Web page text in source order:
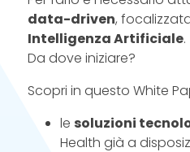
data-driven,
Intelligenza Artificiale.
Da dove iniziare?
Scopri in questo White
le soluzioni
Health già a